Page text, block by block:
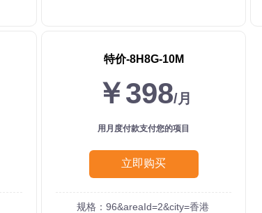
特价-8H8G-10M
￥398/月
用月度付款支付您的项目
立即购买
规格：96&areaId=2&city=香港